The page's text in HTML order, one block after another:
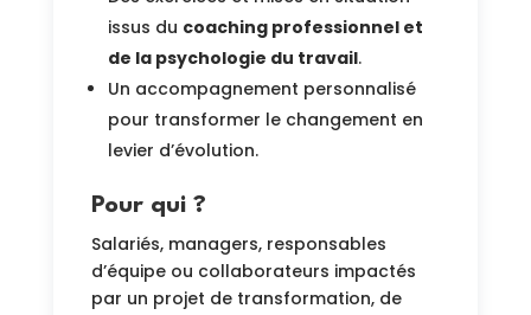
issus du coaching professionnel et
de la psychologie du travail.
Un accompagnement personnalisé
pour transformer le changement en
levier d’évolution.
Pour qui ?
Salariés, managers, responsables
d’équipe ou collaborateurs impactés
par un projet de transformation, de